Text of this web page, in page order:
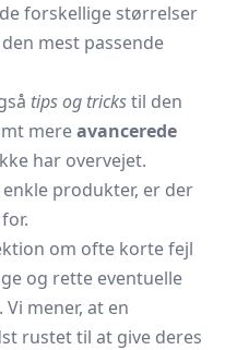
forskellige størrelser
mest passende
tips og trickstil den
mereavancerede
har overvejet.
produkter, er der
om ofte korte fejl
og rette eventuelle
mener, at en
rustet til at give deres